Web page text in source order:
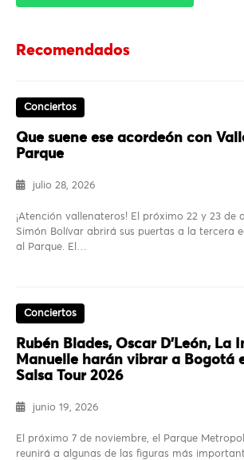
Recomendados
Conciertos
Que suene ese acordeón con
Parque
julio 28, 2026
¡Atención vallenateros! El próximo 22 y 23 de
Simón Bolívar abrirá sus puertas a la tercera
al Parque. El…
Conciertos
Rubén Blades, Oscar D’León, La
Manuelle harán vibrar a Bogotá
Salsa Tour 2026
junio 19, 2026
El próximo 7 de noviembre, el Parque
reunirá a algunas de las figuras más